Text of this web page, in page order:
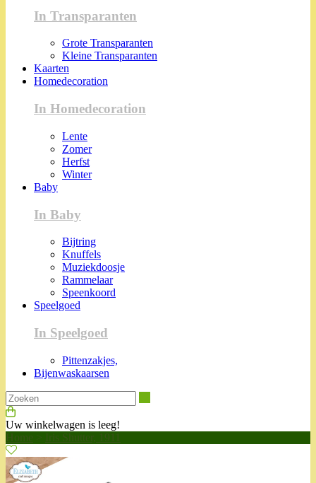
In Transparanten
Grote Transparanten
Kleine Transparanten
Kaarten
Homedecoration
In Homedecoration
Lente
Zomer
Herfst
Winter
Baby
In Baby
Bijtring
Knuffels
Muziekdoosje
Rammelaar
Speenkoord
Speelgoed
In Speelgoed
Pittenzakjes,
Bijenwaskaarsen
Uw winkelwagen is leeg!
Home
Iris Shutter, 1911